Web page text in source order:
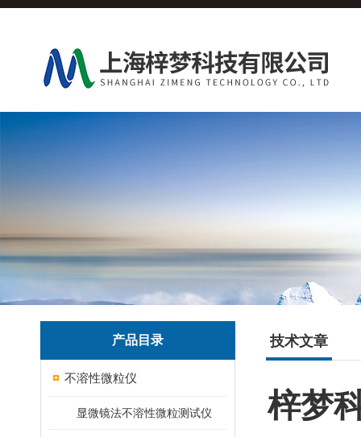
产品目录
不溶性微粒仪
显微镜法不溶性微粒测试仪
技术文章
梓梦